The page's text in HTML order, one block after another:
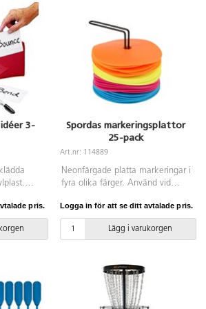
3-
innanför
och
pris.
Spordas markeringsplattor
25-pack
Art.nr: 114889
Neonfärgade platta markeringar i
fyra olika färger. Använd vid
klassrum eller olika
stationsövningar. Halkfria.
Stativet ingår. Av TPR.
Logga in för att se ditt avtalade pris.
Lägg i varukorgen